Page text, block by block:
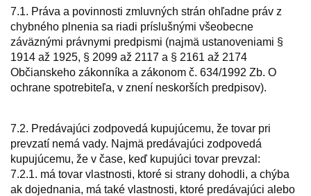
7.1. Práva a povinnosti zmluvných strán ohľadne práv z
chybného plnenia sa riadi príslušnými všeobecne
záväznými právnymi predpismi (najmä ustanoveniami §
1914 až 1925, § 2099 až 2117 a § 2161 až 2174
Občianskeho zákonníka a zákonom č. 634/1992 Zb. O
ochrane spotrebiteľa, v znení neskorších predpisov).
7.2. Predávajúci zodpovedá kupujúcemu, že tovar pri
prevzatí nemá vady. Najmä predávajúci zodpovedá
kupujúcemu, že v čase, keď kupujúci tovar prevzal:
7.2.1. má tovar vlastnosti, ktoré si strany dohodli, a chýba
ak dojednania, má také vlastnosti, ktoré predávajúci alebo